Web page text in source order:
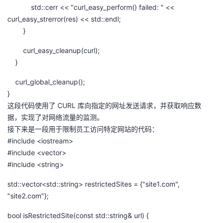
我
的
我
证
实
的
的
技
持
我
的
建
议
std::cerr << "curl_easy_perform() failed: " <<
curl_easy_strerror(res) << std::endl;
}
curl_easy_cleanup(curl);
}
curl_global_cleanup();
}
这段代码使用了 CURL 库向指定的网址发送请求，并获取响应数
据，实现了对网络流量的监测。
接下来是一段用于限制员工访问特定网站的代码：
#include <iostream>
#include <vector>
#include <string>
std::vector<std::string> restrictedSites = {"site1.com",
"site2.com"};
bool isRestrictedSite(const std::string& url) {